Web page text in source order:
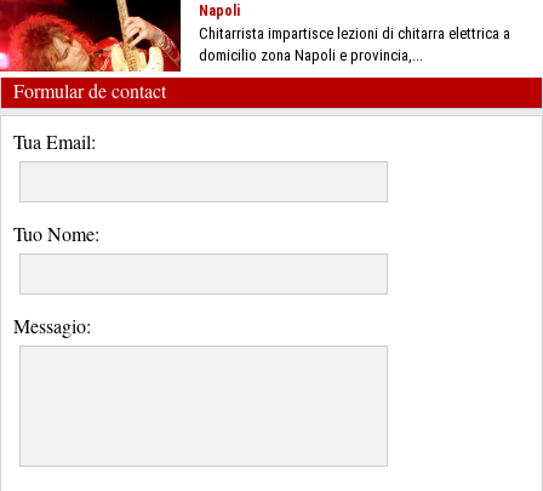
Napoli
Chitarrista impartisce lezioni di chitarra elettrica a
domicilio zona Napoli e provincia,...
Formular de contact
Tua Email:
Tuo Nome:
Messagio: